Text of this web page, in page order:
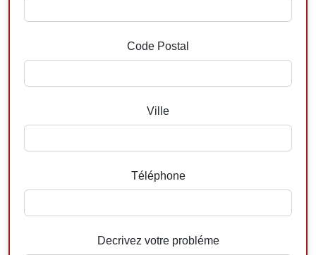
Code Postal
Ville
Téléphone
Decrivez votre probléme